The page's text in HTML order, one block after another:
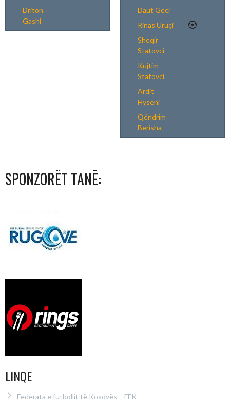
Driton
Gashi
Daut Geci
Rinas Uruçi
Sheqir
Statovci
Kujtim
Statovci
Ardit
Hyseni
Qëndrim
Berisha
SPONZORËT TANË:
LINQE
Federata e futbollit të Kosovës – FFK